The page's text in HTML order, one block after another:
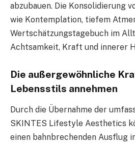
abzubauen. Die Konsolidierung
wie Kontemplation, tiefem
Wertschätzungstagebuch im
Achtsamkeit, Kraft und innerer
Die außergewöhnliche
Lebensstils annehmen
Durch die Übernahme der
SKINTES Lifestyle Aesthetics
einen bahnbrechenden Ausflug